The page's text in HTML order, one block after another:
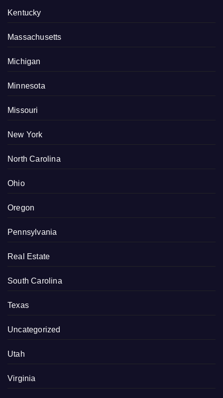
Kentucky
Massachusetts
Michigan
Minnesota
Missouri
New York
North Carolina
Ohio
Oregon
Pennsylvania
Real Estate
South Carolina
Texas
Uncategorized
Utah
Virginia